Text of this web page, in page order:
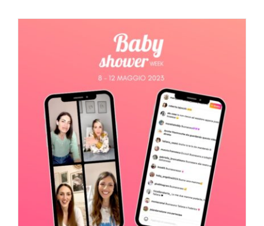
Baby Shower Week spring edition –
Maggio 2023
Baby Shower Party Content Creation